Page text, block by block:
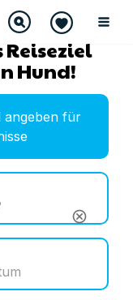
Hund!
angeben für
cancel